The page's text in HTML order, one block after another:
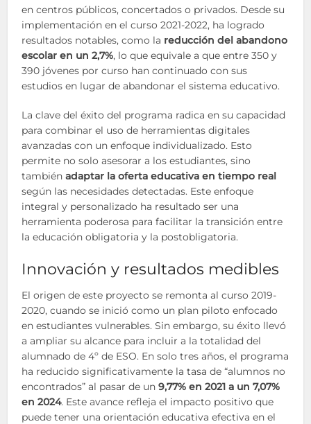
en centros públicos, concertados o privados. Desde su
implementación en el curso 2021-2022, ha logrado
resultados notables, como la reducción del abandono
escolar en un 2,7%, lo que equivale a que entre 350 y
390 jóvenes por curso han continuado con sus
estudios en lugar de abandonar el sistema educativo.
La clave del éxito del programa radica en su capacidad
para combinar el uso de herramientas digitales
avanzadas con un enfoque individualizado. Esto
permite no solo asesorar a los estudiantes, sino
tambiénadaptar la oferta educativa en tiempo real
según las necesidades detectadas. Este enfoque
integral y personalizado ha resultado ser una
herramienta poderosa para facilitar la transición entre
la educación obligatoria y la postobligatoria.
Innovación y resultados medibles
El origen de este proyecto se remonta al curso 2019-
2020, cuando se inició como un plan piloto enfocado
en estudiantes vulnerables. Sin embargo, su éxito llevó
a ampliar su alcance para incluir a la totalidad del
alumnado de 4º de ESO. En solo tres años, el programa
ha reducido significativamente la tasa de “alumnos no
encontrados” al pasar de un9,77% en 2021 a un 7,07%
en 2024. Este avance refleja el impacto positivo que
puede tener una orientación educativa efectiva en el